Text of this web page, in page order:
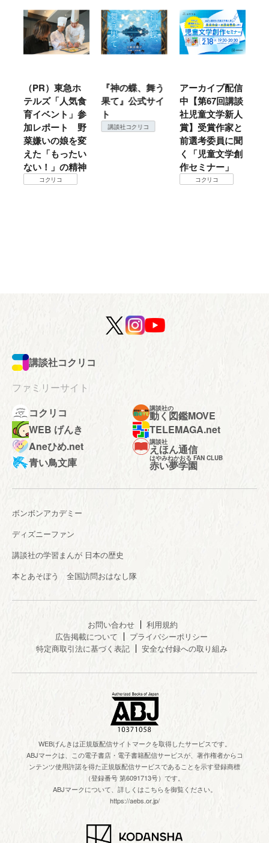
（PR）東急ホ
テルズ「人気食
育イベント」参
加レポート 野
菜嫌いの娘を変
えた「もったい
ない！」の精神
コクリコ
『神の蝶、舞う
果て』公式サイ
ト
講談社コクリコ
アーカイブ配信
中【第67回講談
社児童文学新人
賞】受賞作家と
前選考委員に聞
く「児童文学創
作セミナー」
コクリコ
講談社コクリコ
ファミリーサイト
コクリコ
講談社の
動く図鑑MOVE
WEB げんき
TELEMAGA.net
Aneひめ.net
講談社
えほん通信
青い鳥文庫
はやみねかおる FAN CLUB
赤い夢学園
ボンボンアカデミー
ディズニーファン
講談社の学習まんが 日本の歴史
本とあそぼう 全国訪問おはなし隊
お問い合わせ
利用規約
広告掲載について
プライバシーポリシー
特定商取引法に基づく表記
安全な付録への取り組み
WEBげんきは正規版配信サイトマークを取得したサービスです。
ABJマークは、この電子書店・電子書籍配信サービスが、著作権者からコ
ンテンツ使用許諾を得た正規版配信サービスであることを示す登録商標
（登録番号 第6091713号）です。
ABJマークについて、詳しくはこちらを御覧ください。
https://aebs.or.jp/